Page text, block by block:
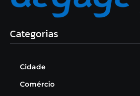
Categorias
Cidade
Comércio